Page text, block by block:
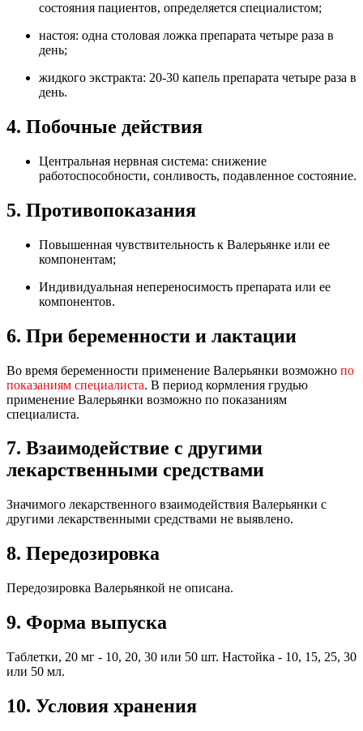
состояния пациентов, определяется специалистом;
настоя: одна столовая ложка препарата четыре раза в
день;
жидкого экстракта: 20-30 капель препарата четыре раза в
день.
4. Побочные действия
Центральная нервная система: снижение
работоспособности, сонливость, подавленное состояние.
5. Противопоказания
Повышенная чувствительность к Валерьянке или ее
компонентам;
Индивидуальная непереносимость препарата или ее
компонентов.
6. При беременности и лактации
Во время беременности применение Валерьянки возможно по
показаниям специалиста. В период кормления грудью
применение Валерьянки возможно по показаниям
специалиста.
7. Взаимодействие с другими
лекарственными средствами
Значимого лекарственного взаимодействия Валерьянки с
другими лекарственными средствами не выявлено.
8. Передозировка
Передозировка Валерьянкой не описана.
9. Форма выпуска
Таблетки, 20 мг - 10, 20, 30 или 50 шт. Настойка - 10, 15, 25, 30
или 50 мл.
10. Условия хранения